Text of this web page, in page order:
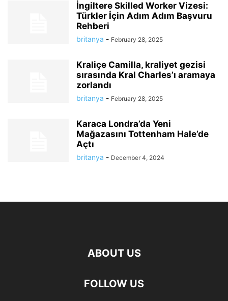
İngiltere Skilled Worker Vizesi:
Türkler İçin Adım Adım Başvuru
Rehberi
britanya - February 28, 2025
Kraliçe Camilla, kraliyet gezisi
sırasında Kral Charles’ı aramaya
zorlandı
britanya - February 28, 2025
Karaca Londra’da Yeni
Mağazasını Tottenham Hale’de
Açtı
britanya - December 4, 2024
ABOUT US
FOLLOW US